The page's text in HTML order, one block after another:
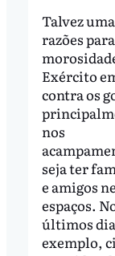
Talvez
razões
Exército
contra os
nos
seja ter
e amigos
espaços.
últimos
exemplo,